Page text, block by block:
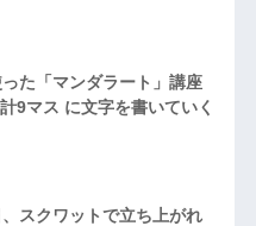
た「マンダラート」講座
9マス に文字を書いていく
スクワットで立ち上がれ